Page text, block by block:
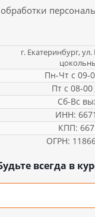
г. Екатеринбург,
Пн-Чт с 09-
Пт с 08-
Сб-Вс
ИНН:
КПП:
ОГРН:
всегда в